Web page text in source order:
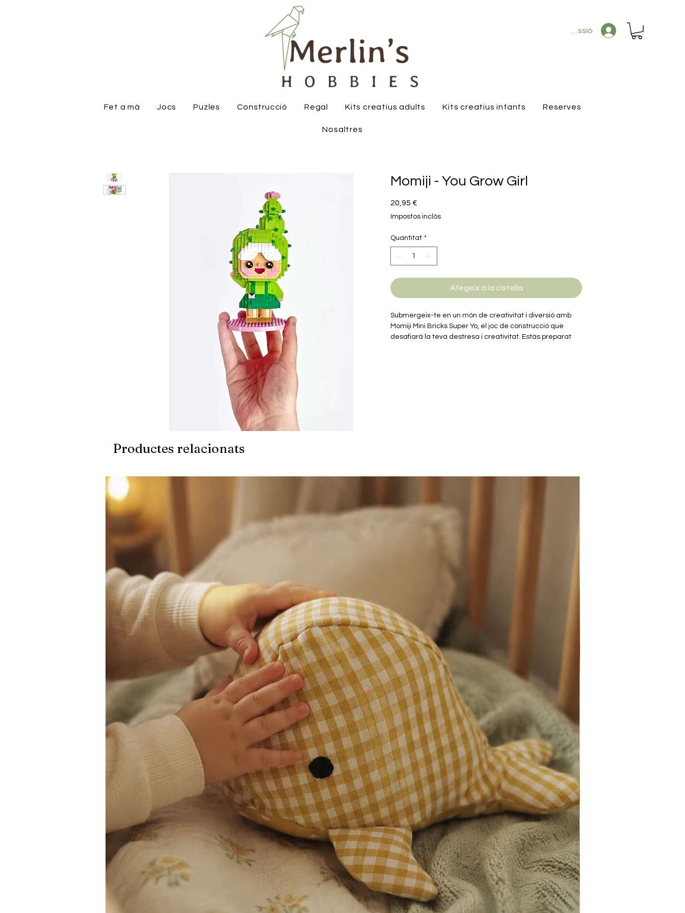
Inicia la sessió
Fet a mà Jocs Puzles Construcció Regal Kits creatius adults Kits creatius infants Reserves
Nosaltres
Momiji - You Grow Girl
20,95 €
Impostos inclòs
Quantitat *
Afegeix a la cistella
Submergeix-te en un món de creativitat i diversió amb
Momiji Mini Bricks Super Yo, el joc de construcció que
desafiarà la teva destresa i creativitat. Estàs preparat
Productes relacionats